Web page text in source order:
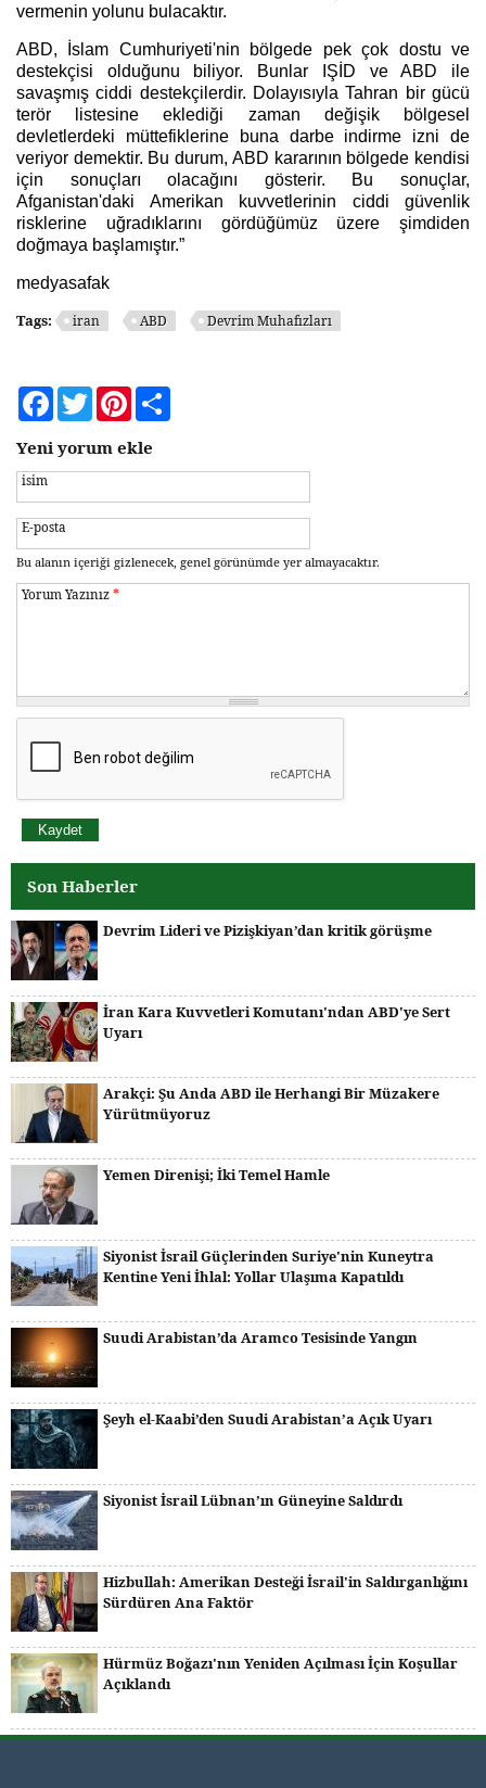
vermenin yolunu bulacaktır.
ABD, İslam Cumhuriyeti'nin bölgede pek çok dostu ve
destekçisi olduğunu biliyor. Bunlar IŞİD ve ABD ile
savaşmış ciddi destekçilerdir. Dolayısıyla Tahran bir gücü
terör listesine eklediği zaman değişik bölgesel
devletlerdeki müttefiklerine buna darbe indirme izni de
veriyor demektir. Bu durum, ABD kararının bölgede kendisi
için sonuçları olacağını gösterir. Bu sonuçlar,
Afganistan'daki Amerikan kuvvetlerinin ciddi güvenlik
risklerine uğradıklarını gördüğümüz üzere şimdiden
doğmaya başlamıştır.”
medyasafak
Tags: iran ABD Devrim Muhafızları
FacebookTwitterPinterest
Yeni yorum ekle
isim
E-posta
Bu alanın içeriği gizlenecek, genel görünümde yer almayacaktır.
Yorum Yazınız*
Son Haberler
Devrim Lideri ve Pizişkiyan’dan kritik görüşme
İran Kara Kuvvetleri Komutanı'ndan ABD'ye Sert
Uyarı
Arakçi: Şu Anda ABD ile Herhangi Bir Müzakere
Yürütmüyoruz
Yemen Direnişi; İki Temel Hamle
Siyonist İsrail Güçlerinden Suriye'nin Kuneytra
Kentine Yeni İhlal: Yollar Ulaşıma Kapatıldı
Suudi Arabistan’da Aramco Tesisinde Yangın
Şeyh el-Kaabi’den Suudi Arabistan’a Açık Uyarı
Siyonist İsrail Lübnan’ın Güneyine Saldırdı
Hizbullah: Amerikan Desteği İsrail'in Saldırganlığını
Sürdüren Ana Faktör
Hürmüz Boğazı'nın Yeniden Açılması İçin Koşullar
Açıklandı